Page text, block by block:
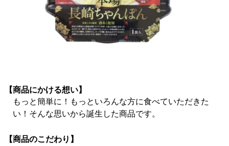
【商品にかける想い】
もっと簡単に！もっといろんな方に食べていただきた
い！そんな思いから誕生した商品です。
【商品のこだわり】